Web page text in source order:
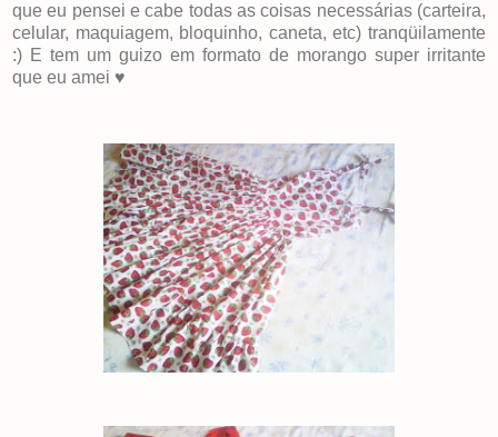
que eu pensei e cabe todas as coisas necessárias (carteira,
celular, maquiagem, bloquinho, caneta, etc) tranqüilamente
:) E tem um guizo em formato de morango super irritante
que eu amei ♥